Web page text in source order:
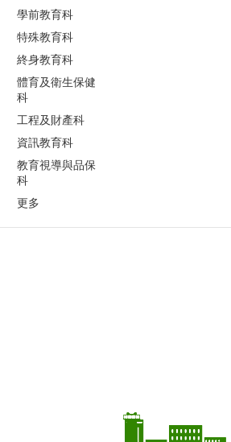
學前教育科
特殊教育科
終身教育科
體育及衛生保健
科
工程及財產科
資訊教育科
教育視導與品保
科
更多